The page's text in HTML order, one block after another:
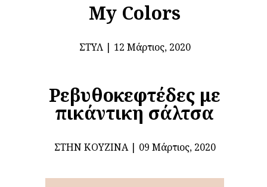
My Colors
ΣΤΥΛ 12 Μάρτιος, 2020
Ρεβυθοκεφτέδες με
πικάντικη σάλτσα
ΣΤΗΝ ΚΟΥΖΊΝΑ 09 Μάρτιος, 2020